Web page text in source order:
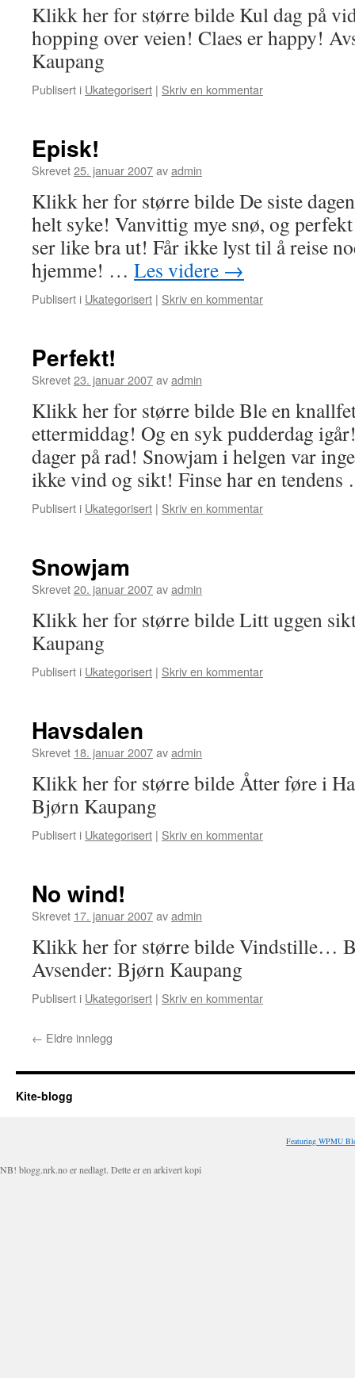
Klikk her for større bilde Kul dag på
hopping over veien! Claes er happy!
Kaupang
Publisert i Ukategorisert | Skriv en kommentar
Episk!
Skrevet25. januar 2007avadmin
Klikk her for større bilde De siste
helt syke! Vanvittig mye snø, og
ser like bra ut! Får ikke lyst til å reise
hjemme! … Les videre →
Publisert i Ukategorisert | Skriv en kommentar
Perfekt!
Skrevet23. januar 2007avadmin
Klikk her for større bilde Ble en
ettermiddag! Og en syk pudderdag
dager på rad! Snowjam i helgen var
ikke vind og sikt! Finse har en
Publisert i Ukategorisert | Skriv en kommentar
Snowjam
Skrevet20. januar 2007avadmin
Klikk her for større bilde Litt uggen
Kaupang
Publisert i Ukategorisert | Skriv en kommentar
Havsdalen
Skrevet 18. januar 2007avadmin
Klikk her for større bilde Åtter føre i
Bjørn Kaupang
Publisert i Ukategorisert | Skriv en kommentar
No wind!
Skrevet 17. januar 2007avadmin
Klikk her for større bilde Vindstille…
Avsender: Bjørn Kaupang
Publisert i Ukategorisert | Skriv en kommentar
← Eldre innlegg
Kite-blogg
Featuring WPMU
NB! blogg.nrk.no er nedlagt. Dette er en arkivert kopi